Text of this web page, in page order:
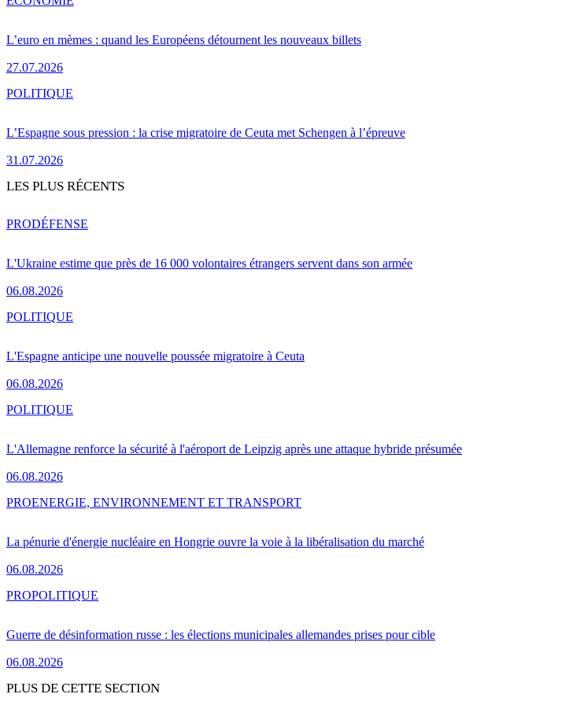
L’euro en mèmes : quand les Européens détournent les nouveaux billets
27.07.2026
L’Espagne sous pression : la crise migratoire de Ceuta met Schengen à l’épreuve
31.07.2026
POLITIQUE
LES PLUS RÉCENTS
L'Ukraine estime que près de 16 000 volontaires étrangers servent dans son armée
06.08.2026
PRODÉFENSE
L'Espagne anticipe une nouvelle poussée migratoire à Ceuta
06.08.2026
POLITIQUE
L'Allemagne renforce la sécurité à l'aéroport de Leipzig après une attaque hybride présumée
06.08.2026
POLITIQUE
La pénurie d'énergie nucléaire en Hongrie ouvre la voie à la libéralisation du marché
06.08.2026
PROENERGIE, ENVIRONNEMENT ET TRANSPORT
Guerre de désinformation russe : les élections municipales allemandes prises pour cible
06.08.2026
PROPOLITIQUE
PLUS DE CETTE SECTION